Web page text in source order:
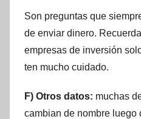
Son preguntas que
de enviar dinero.
empresas de inversión
ten mucho cuidado.
F) Otros datos: muchas
cambian de nombre luego